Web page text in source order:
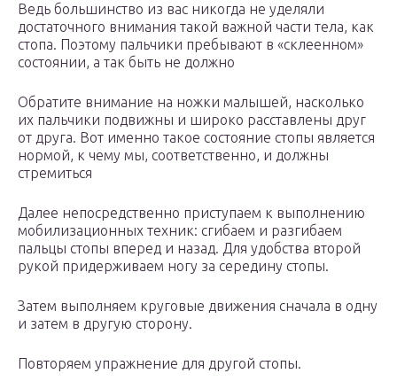
Ведь большинство из вас никогда не уделяли
достаточного внимания такой важной части тела, как
стопа. Поэтому пальчики пребывают в «склеенном»
состоянии, а так быть не должно
Обратите внимание на ножки малышей, насколько
их пальчики подвижны и широко расставлены друг
от друга. Вот именно такое состояние стопы является
нормой, к чему мы, соответственно, и должны
стремиться
Далее непосредственно приступаем к выполнению
мобилизационных техник: сгибаем и разгибаем
пальцы стопы вперед и назад. Для удобства второй
рукой придерживаем ногу за середину стопы.
Затем выполняем круговые движения сначала в одну
и затем в другую сторону.
Повторяем упражнение для другой стопы.